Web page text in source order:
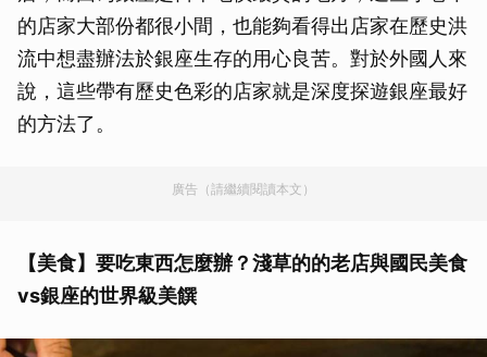
的店家大部份都很小間，也能夠看得出店家在歷史洪
流中想盡辦法於銀座生存的用心良苦。對於外國人來
說，這些帶有歷史色彩的店家就是深度探遊銀座最好
的方法了。
廣告（請繼續閱讀本文）
【美食】要吃東西怎麼辦？淺草的的老店與國民美食
vs銀座的世界級美饌